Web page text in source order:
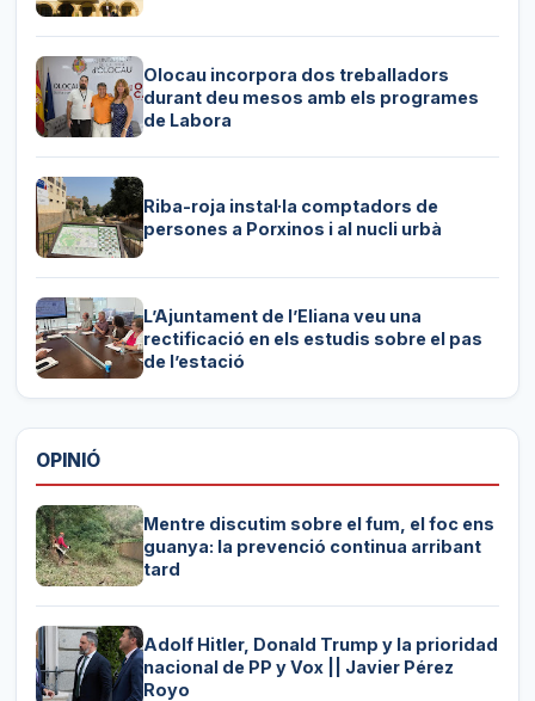
Olocau incorpora dos treballadors
durant deu mesos amb els programes
de Labora
Riba-roja instal·la comptadors de
persones a Porxinos i al nucli urbà
L’Ajuntament de l’Eliana veu una
rectificació en els estudis sobre el pas
de l’estació
OPINIÓ
Mentre discutim sobre el fum, el foc ens
guanya: la prevenció continua arribant
tard
Adolf Hitler, Donald Trump y la prioridad
nacional de PP y Vox || Javier Pérez
Royo